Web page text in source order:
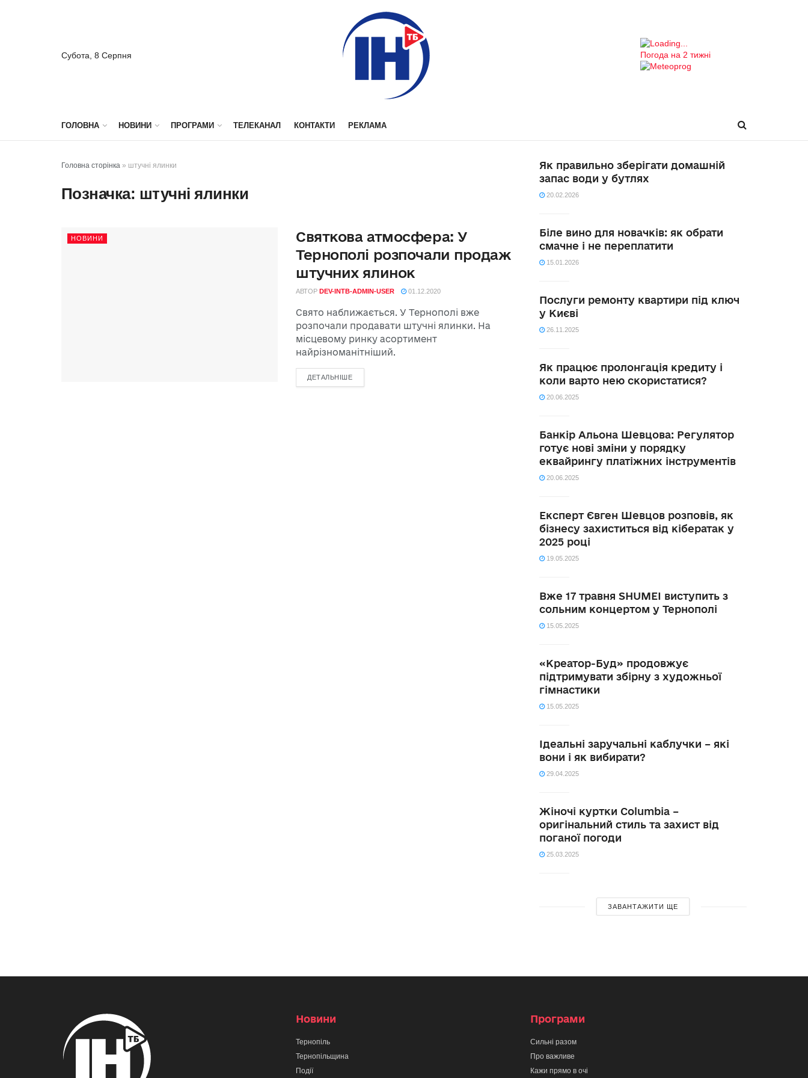
Субота, 8 Серпня Погода на 2 тижні
ГОЛОВНА НОВИНИ ПРОГРАМИ ТЕЛЕКАНАЛ КОНТАКТИ РЕКЛАМА
Головна сторінка » штучні ялинки
Позначка: штучні ялинки
НОВИНИ
Святкова атмосфера: У
Тернополі розпочали продаж
штучних ялинок
АВТОР DEV-INTB-ADMIN-USER 01.12.2020
Свято наближається. У Тернополі вже
розпочали продавати штучні ялинки. На
місцевому ринку асортимент
найрізноманітніший.
ДЕТАЛЬНІШЕ
Як правильно зберігати домашній
запас води у бутлях
20.02.2026
Біле вино для новачків: як обрати
смачне і не переплатити
15.01.2026
Послуги ремонту квартири під ключ
у Києві
26.11.2025
Як працює пролонгація кредиту і
коли варто нею скористатися?
20.06.2025
Банкір Альона Шевцова: Регулятор
готує нові зміни у порядку
еквайрингу платіжних інструментів
20.06.2025
Експерт Євген Шевцов розповів, як
бізнесу захиститься від кібератак у
2025 році
19.05.2025
Вже 17 травня SHUMEI виступить з
сольним концертом у Тернополі
15.05.2025
«Креатор-Буд» продовжує
підтримувати збірну з художньої
гімнастики
15.05.2025
Ідеальні заручальні каблучки – які
вони і як вибирати?
29.04.2025
Жіночі куртки Columbia –
оригінальний стиль та захист від
поганої погоди
25.03.2025
ЗАВАНТАЖИТИ ЩЕ
Новини
Тернопіль
Тернопільщина
Події
Програми
Сильні разом
Про важливе
Кажи прямо в очі